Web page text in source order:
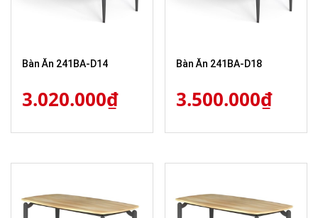
Bàn Ăn 241BA-D14
3.020.000₫
Bàn Ăn 241BA-D18
3.500.000₫